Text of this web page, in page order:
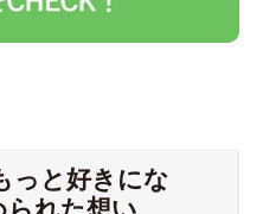
っと好きにな